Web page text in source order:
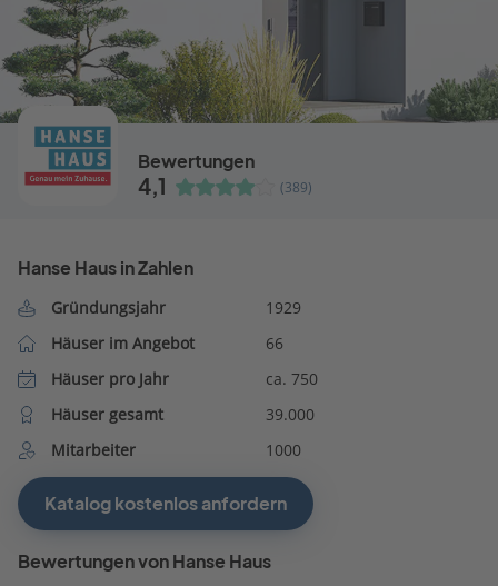
Bewertungen
4,1 (389)
Hanse Haus in Zahlen
Gründungsjahr
1929
Häuser im Angebot
66
Häuser pro Jahr
ca. 750
Häuser gesamt
39.000
Mitarbeiter
1000
Katalog kostenlos anfordern
Bewertungen von Hanse Haus